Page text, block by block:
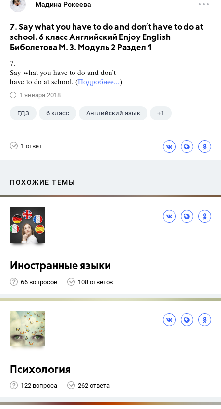
Мадина Рокеева
7. Say what you have to do and don’t have to do at
school. 6 класс Английский Enjoy English
Биболетова М. З. Модуль 2 Раздел 1
7.
Say what you have to do and don’t
have to do at school. (Подробнее...)
1 января 2018
ГДЗ 6 класс Английский язык +1
1 ответ
ПОХОЖИЕ ТЕМЫ
Иностранные языки
66 вопросов 108 ответов
Психология
122 вопроса 262 ответа